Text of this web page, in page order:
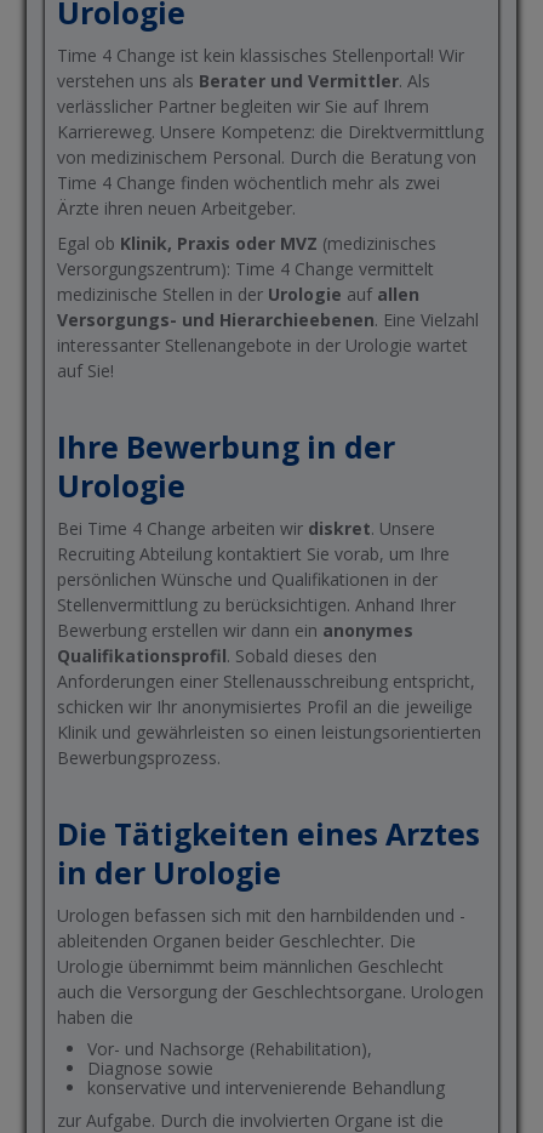
Urologie
Time 4 Change ist kein klassisches Stellenportal! Wir
verstehen uns als Berater und Vermittler. Als
verlässlicher Partner begleiten wir Sie auf Ihrem
Karriereweg. Unsere Kompetenz: die Direktvermittlung
von medizinischem Personal. Durch die Beratung von
Time 4 Change finden wöchentlich mehr als zwei
Ärzte ihren neuen Arbeitgeber.
Egal ob Klinik, Praxis oder MVZ (medizinisches
Versorgungszentrum): Time 4 Change vermittelt
medizinische Stellen in der Urologie auf allen
Versorgungs- und Hierarchieebenen. Eine Vielzahl
interessanter Stellenangebote in der Urologie wartet
auf Sie!
Ihre Bewerbung in der
Urologie
Bei Time 4 Change arbeiten wir diskret. Unsere
Recruiting Abteilung kontaktiert Sie vorab, um Ihre
persönlichen Wünsche und Qualifikationen in der
Stellenvermittlung zu berücksichtigen. Anhand Ihrer
Bewerbung erstellen wir dann ein anonymes
Qualifikationsprofil. Sobald dieses den
Anforderungen einer Stellenausschreibung entspricht,
schicken wir Ihr anonymisiertes Profil an die jeweilige
Klinik und gewährleisten so einen leistungsorientierten
Bewerbungsprozess.
Die Tätigkeiten eines Arztes
in der Urologie
Urologen befassen sich mit den harnbildenden und -
ableitenden Organen beider Geschlechter. Die
Urologie übernimmt beim männlichen Geschlecht
auch die Versorgung der Geschlechtsorgane. Urologen
haben die
Vor- und Nachsorge (Rehabilitation),
Diagnose sowie
konservative und intervenierende Behandlung
zur Aufgabe. Durch die involvierten Organe ist die